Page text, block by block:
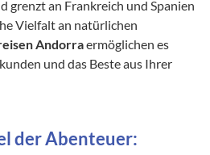
grenzt an Frankreich und Spanien
Vielfalt an natürlichen
Andorraermöglichen es
und das Beste aus Ihrer
der Abenteuer: